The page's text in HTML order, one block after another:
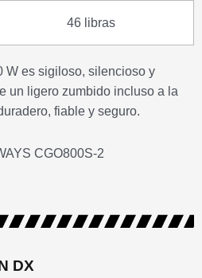
46 libras
W es sigiloso, silencioso y
un ligero zumbido incluso a la
fiable y seguro.
DX